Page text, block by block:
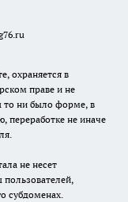
охраняется в
праве и не
то ни было форме, в
переработке не иначе
не несет
субдоменах.